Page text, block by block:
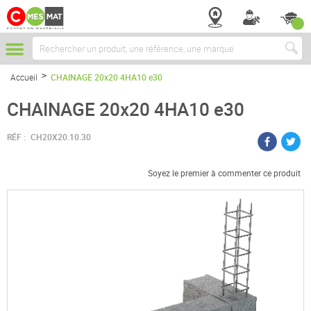
Chercher
Accueil CHAINAGE 20x20 4HA10 e30
CHAINAGE 20x20 4HA10 e30
RÉF : CH20X20.10.30
Soyez le premier à commenter ce produit
Passer